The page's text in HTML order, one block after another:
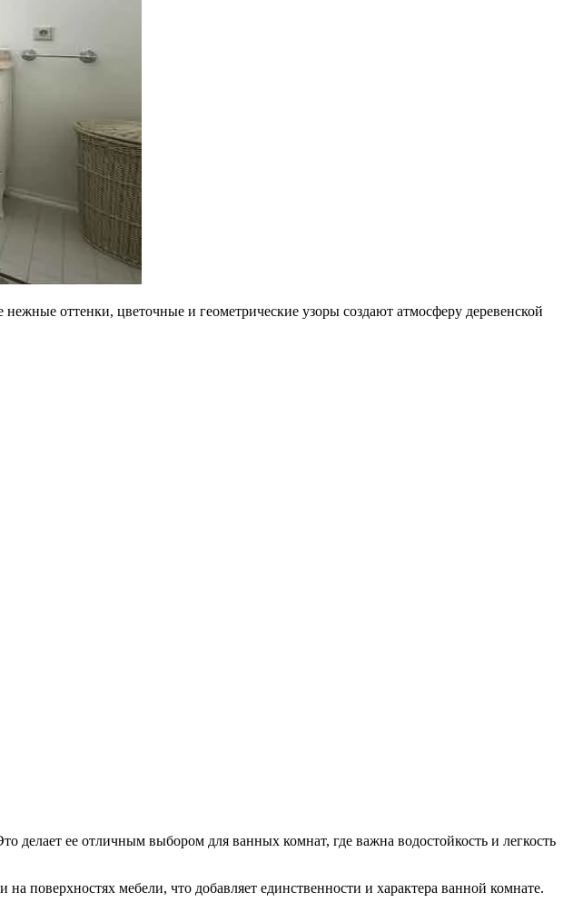
оттенки, цветочные и геометрические узоры создают атмосферу деревенской
делает ее отличным выбором для ванных комнат, где важна водостойкость и легкость
поверхностях мебели, что добавляет единственности и характера ванной комнате.